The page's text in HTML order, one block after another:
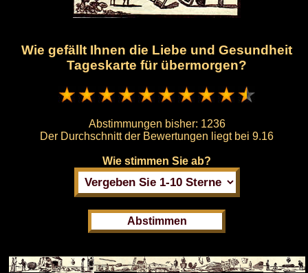
Wie gefällt Ihnen die Liebe und Gesundheit
Tageskarte für übermorgen?
Abstimmungen bisher: 1236
Der Durchschnitt der Bewertungen liegt bei 9.16
Wie stimmen Sie ab?